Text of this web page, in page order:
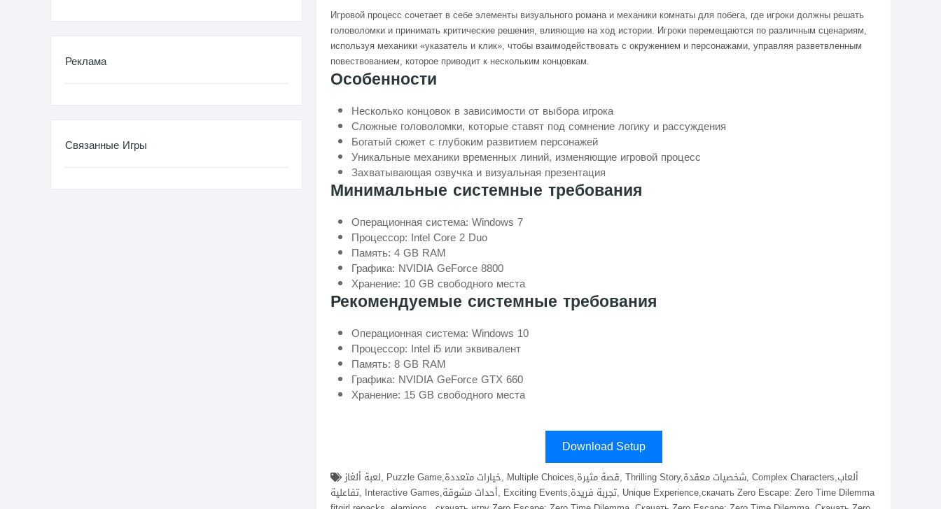
Игровой процесс сочетает в себе элементы визуального романа и механики комнаты для побега, где игроки должны решать
головоломки и принимать критические решения, влияющие на ход истории. Игроки перемещаются по различным сценариям,
используя механики «указатель и клик», чтобы взаимодействовать с окружением и персонажами, управляя разветвленным
повествованием, которое приводит к нескольким концовкам.
Особенности
Несколько концовок в зависимости от выбора игрока
Сложные головоломки, которые ставят под сомнение логику и рассуждения
Богатый сюжет с глубоким развитием персонажей
Уникальные механики временных линий, изменяющие игровой процесс
Захватывающая озвучка и визуальная презентация
Минимальные системные требования
Операционная система: Windows 7
Процессор: Intel Core 2 Duo
Память: 4 GB RAM
Графика: NVIDIA GeForce 8800
Хранение: 10 GB свободного места
Рекомендуемые системные требования
Операционная система: Windows 10
Процессор: Intel i5 или эквивалент
Память: 8 GB RAM
Графика: NVIDIA GeForce GTX 660
Хранение: 15 GB свободного места
Download Setup
لعبة ألغاز, Puzzle Game,خيارات متعددة, Multiple Choices,قصة مثيرة, Thrilling Story,شخصيات معقدة, Complex Characters,ألعاب
تفاعلية, Interactive Games,أحداث مشوقة, Exciting Events,تجربة فريدة, Unique Experience,скачать Zero Escape: Zero Time Dilemma
Реклама
Связанные Игры